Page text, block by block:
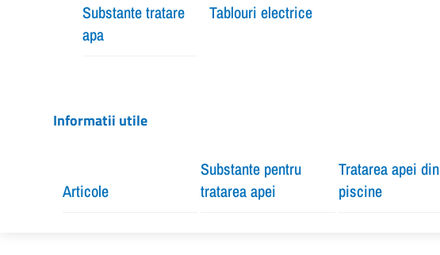
Substante tratare
apa
Tablouri electrice
Informatii utile
Articole
Substante pentru
tratarea apei
Tratarea apei din
piscine